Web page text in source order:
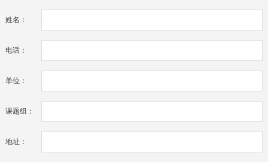
姓名：
电话：
单位：
课题组：
地址：